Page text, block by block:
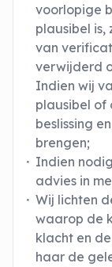
voorlopige
plausibel
van
verwijderd
Indien wij
plausibel of
beslissing
brengen;
Indien
advies in
Wij lichten
waarop de
klacht en
haar de